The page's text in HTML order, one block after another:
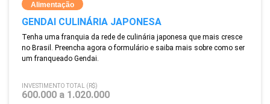
Alimentação
GENDAI CULINÁRIA JAPONESA
Tenha uma franquia da rede de culinária japonesa que mais cresce
no Brasil. Preencha agora o formulário e saiba mais sobre como ser
um franqueado Gendai.
INVESTIMENTO TOTAL (R$)
600.000 a 1.020.000